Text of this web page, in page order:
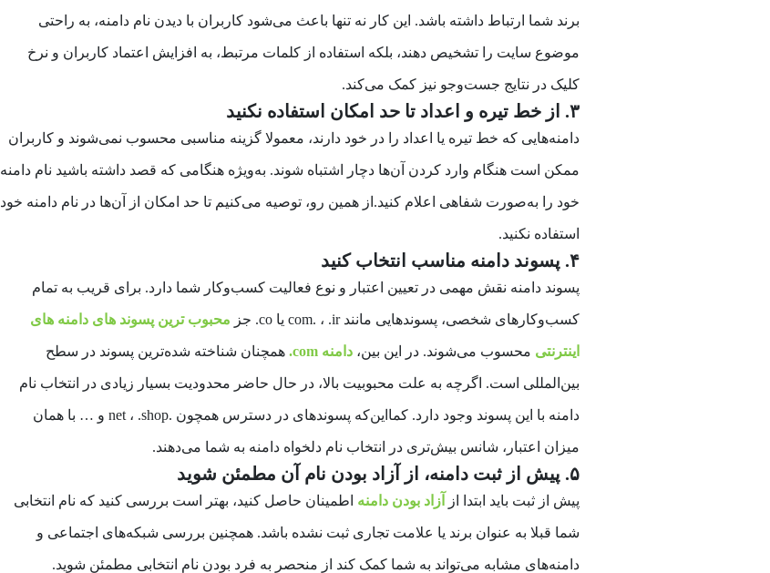
برند شما ارتباط داشته باشد. این کار نه تنها باعث می‌شود کاربران با دیدن نام دامنه، به راحتی
موضوع سایت را تشخیص دهند، بلکه استفاده از کلمات مرتبط، به افزایش اعتماد کاربران و نرخ
کلیک در نتایج جست‌وجو نیز کمک می‌کند.
۳. از خط تیره و اعداد تا حد امکان استفاده نکنید
دامنه‌هایی که خط تیره یا اعداد را در خود دارند، معمولا گزینه مناسبی محسوب نمی‌شوند و کاربران
ممکن است هنگام وارد کردن آن‌ها دچار اشتباه شوند. به‌ویژه هنگامی که قصد داشته باشید نام دامنه
خود را به‌صورت شفاهی اعلام کنید.از همین رو، توصیه می‌کنیم تا حد امکان از آن‌ها در نام دامنه خود
استفاده نکنید.
۴. پسوند دامنه مناسب انتخاب کنید
پسوند دامنه نقش مهمی در تعیین اعتبار و نوع فعالیت کسب‌وکار شما دارد. برای قریب به تمام
کسب‌وکارهای شخصی، پسوندهایی مانند com. ، .ir یا co. جز محبوب ترین پسوند های دامنه های
اینترنتی محسوب می‌شوند. در این بین، دامنه com. همچنان شناخته شده‌ترین پسوند در سطح
بین‌المللی است. اگرچه به علت محبوبیت بالا، در حال حاضر محدودیت بسیار زیادی در انتخاب نام
دامنه با این پسوند وجود دارد. کمااین‌که پسوندهای در دسترس همچون .net ، .shop و … با همان
میزان اعتبار، شانس بیش‌تری در انتخاب نام دلخواه دامنه به شما می‌دهند.
۵. پیش از ثبت دامنه، از آزاد بودن نام آن مطمئن شوید
پیش از ثبت باید ابتدا از آزاد بودن دامنه اطمینان حاصل کنید، بهتر است بررسی کنید که نام انتخابی
شما قبلا به عنوان برند یا علامت تجاری ثبت نشده باشد. همچنین بررسی شبکه‌های اجتماعی و
دامنه‌های مشابه می‌تواند به شما کمک کند از منحصر به فرد بودن نام انتخابی مطمئن شوید.